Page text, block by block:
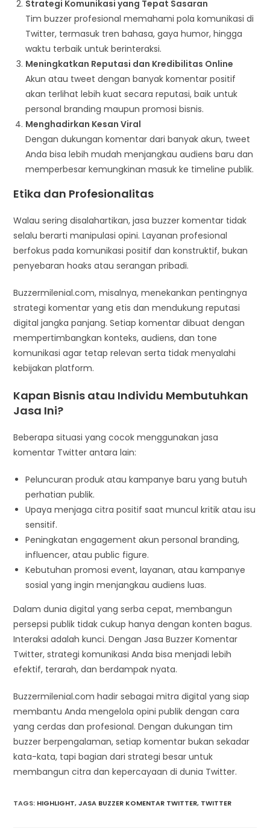
Strategi Komunikasi yang Tepat Sasaran
Tim buzzer profesional memahami pola komunikasi di
Twitter, termasuk tren bahasa, gaya humor, hingga
waktu terbaik untuk berinteraksi.
Meningkatkan Reputasi dan Kredibilitas Online
Akun atau tweet dengan banyak komentar positif
akan terlihat lebih kuat secara reputasi, baik untuk
personal branding maupun promosi bisnis.
Menghadirkan Kesan Viral
Dengan dukungan komentar dari banyak akun, tweet
Anda bisa lebih mudah menjangkau audiens baru dan
memperbesar kemungkinan masuk ke timeline publik.
Etika dan Profesionalitas
Walau sering disalahartikan, jasa buzzer komentar tidak
selalu berarti manipulasi opini. Layanan profesional
berfokus pada komunikasi positif dan konstruktif, bukan
penyebaran hoaks atau serangan pribadi.
Buzzermilenial.com, misalnya, menekankan pentingnya
strategi komentar yang etis dan mendukung reputasi
digital jangka panjang. Setiap komentar dibuat dengan
mempertimbangkan konteks, audiens, dan tone
komunikasi agar tetap relevan serta tidak menyalahi
kebijakan platform.
Kapan Bisnis atau Individu Membutuhkan
Jasa Ini?
Beberapa situasi yang cocok menggunakan jasa
komentar Twitter antara lain:
Peluncuran produk atau kampanye baru yang butuh
perhatian publik.
Upaya menjaga citra positif saat muncul kritik atau isu
sensitif.
Peningkatan engagement akun personal branding,
influencer, atau public figure.
Kebutuhan promosi event, layanan, atau kampanye
sosial yang ingin menjangkau audiens luas.
Dalam dunia digital yang serba cepat, membangun
persepsi publik tidak cukup hanya dengan konten bagus.
Interaksi adalah kunci. Dengan Jasa Buzzer Komentar
Twitter, strategi komunikasi Anda bisa menjadi lebih
efektif, terarah, dan berdampak nyata.
Buzzermilenial.com hadir sebagai mitra digital yang siap
membantu Anda mengelola opini publik dengan cara
yang cerdas dan profesional. Dengan dukungan tim
buzzer berpengalaman, setiap komentar bukan sekadar
kata-kata, tapi bagian dari strategi besar untuk
membangun citra dan kepercayaan di dunia Twitter.
TAGS: HIGHLIGHT, JASA BUZZER KOMENTAR TWITTER, TWITTER